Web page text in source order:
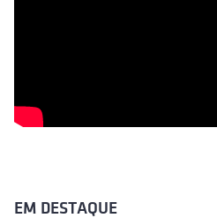
EM DESTAQUE